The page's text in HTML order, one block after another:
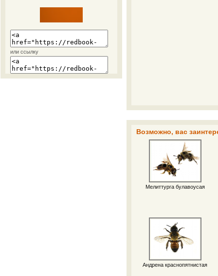
или ссылку
Возможно, вас
Мелиттурга булавоусая
Андрена краснопятнистая